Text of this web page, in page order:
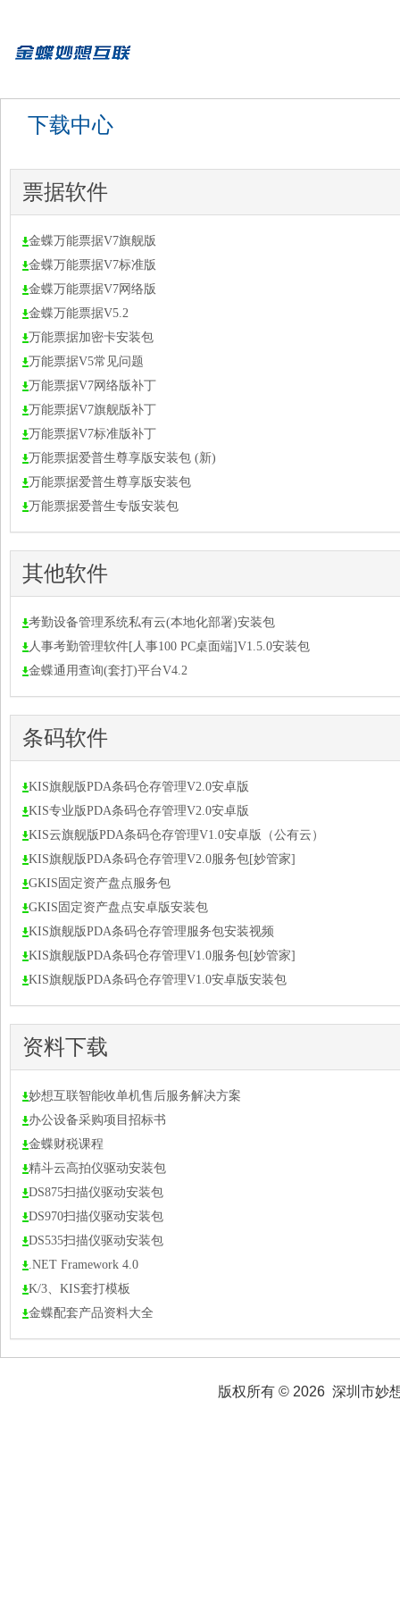
下载中心
票据软件
金蝶万能票据V7旗舰版
金蝶万能票据V7标准版
金蝶万能票据V7网络版
金蝶万能票据V5.2
万能票据加密卡安装包
万能票据V5常见问题
万能票据V7网络版补丁
万能票据V7旗舰版补丁
万能票据V7标准版补丁
万能票据爱普生尊享版安装包 (新)
万能票据爱普生尊享版安装包
万能票据爱普生专版安装包
其他软件
考勤设备管理系统私有云(本地化部署)安装包
人事考勤管理软件[人事100 PC桌面端]V1.5.0安装包
金蝶通用查询(套打)平台V4.2
条码软件
KIS旗舰版PDA条码仓存管理V2.0安卓版
KIS专业版PDA条码仓存管理V2.0安卓版
KIS云旗舰版PDA条码仓存管理V1.0安卓版（公有云）
KIS旗舰版PDA条码仓存管理V2.0服务包[妙管家]
GKIS固定资产盘点服务包
GKIS固定资产盘点安卓版安装包
KIS旗舰版PDA条码仓存管理服务包安装视频
KIS旗舰版PDA条码仓存管理V1.0服务包[妙管家]
KIS旗舰版PDA条码仓存管理V1.0安卓版安装包
资料下载
妙想互联智能收单机售后服务解决方案
办公设备采购项目招标书
金蝶财税课程
精斗云高拍仪驱动安装包
DS875扫描仪驱动安装包
DS970扫描仪驱动安装包
DS535扫描仪驱动安装包
.NET Framework 4.0
K/3、KIS套打模板
金蝶配套产品资料大全
版权所有 © 2026 深圳市妙